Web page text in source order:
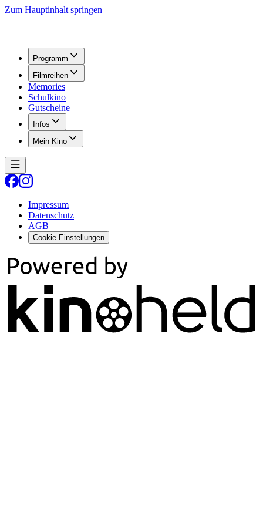
Zum Hauptinhalt springen
Programm
Filmreihen
Memories
Schulkino
Gutscheine
Infos
Mein Kino
Impressum
Datenschutz
AGB
Cookie Einstellungen